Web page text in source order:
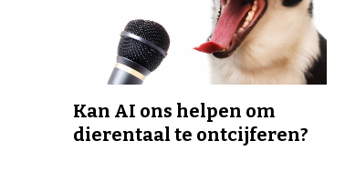
Kan AI ons helpen om
dierentaal te ontcijferen?